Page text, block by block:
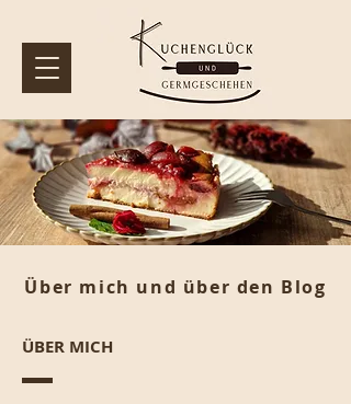
Über mich und über den Blog
ÜBER MICH